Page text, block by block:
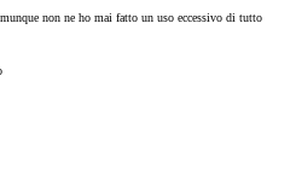
non ne ho mai fatto un uso eccessivo di tutto